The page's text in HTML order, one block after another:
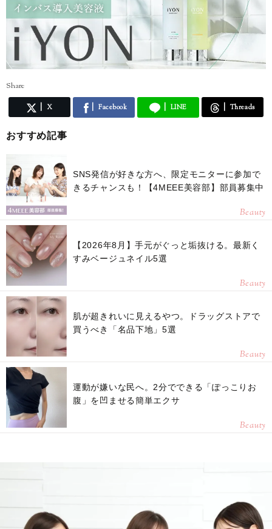
Share
X Facebook LINE Threads
おすすめ記事
SNS発信が好きな方へ、限定モニターに参加で
きるチャンスも！【4MEEE美容部】部員募集中
Beauty
【2026年8月】手元がぐっと垢抜ける。最新く
すみベージュネイル5選
Beauty
肌が超きれいに見えるやつ。ドラッグストアで
買うべき「名品下地」5選
Beauty
運動が嫌いな民へ。2分でできる「ぽっこりお
腹」を凹ませる簡単エクサ
Beauty